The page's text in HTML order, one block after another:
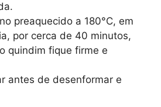
preaquecido a 180°C, em
por cerca de 40 minutos,
quindim fique firme e
antes de desenformar e